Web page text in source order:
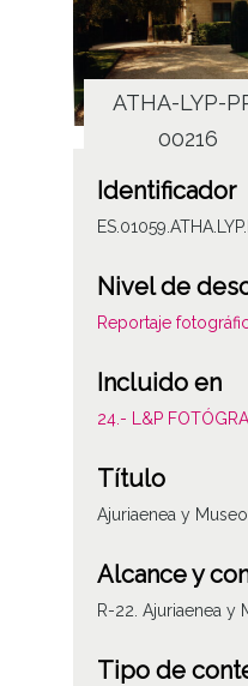
ATHA-LYP-
00216
Identificador
Nivel de
Reportaje
Incluido en
24.- L&P
Título
Ajuriaenea y
Alcance y
R-22. Ajuriaenea y
Tipo de